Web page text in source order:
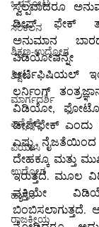
ಒಳನೋಟ
ಸಂಕಲನ
ಶಿಕ್ಷಣ-ಉದ್ಯೋಗ
ಶಿಕ್ಷಣ
ಮಾರ್ಗದರ್ಶಿ
ಎಸ್ಸೆಸ್ಸೆಲ್ಸಿ
ಪಿಯುಸಿ
ಉದ್ಯೋಗ
ಹಾಸನ
ರಾಜಕೀಯ
ಸ್ವಲ್ಪವಾದರೂ
ಡೀಪ್‌ ಫೇಕ್‌ ತಂತ್ರಜ್ಞಾನದಲ್ಲಿ ಯಾವುದೇ
ಅನುಮಾನ
ವಿಡಿಯೋವನ್ನೇ
ಆರ್ಟಿಫಿಷಿಯಲ್
ಲರ್ನಿಂಗ್
ವಿಡಿಯೋ,
ಡೀಪ್‌ಫೇಕ್‌ ಎಂದು ಕರೆಯಲಾಗುತ್ತದೆ. ವಿಡಿಯೋ
ಎಷ್ಟು ನೈಜತೆಯಿಂದ
ದೇಹಕ್ಕೂ ಮತ್ತು
ಇರುತ್ತದೆ. ಮೂಲ
ವ್ಯಕ್ತಿಯೇ
ಬಿಂಬಿಸಲಾಗುತ್ತದೆ.